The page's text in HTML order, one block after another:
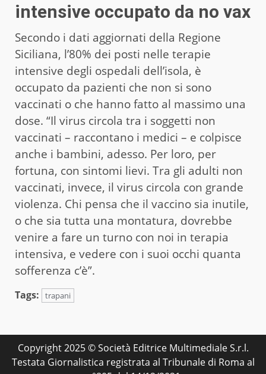
intensive occupato da no vax
Secondo i dati aggiornati della Regione
Siciliana, l’80% dei posti nelle terapie
intensive degli ospedali dell’isola, è
occupato da pazienti che non si sono
vaccinati o che hanno fatto al massimo una
dose. “Il virus circola tra i soggetti non
vaccinati – raccontano i medici – e colpisce
anche i bambini, adesso. Per loro, per
fortuna, con sintomi lievi. Tra gli adulti non
vaccinati, invece, il virus circola con grande
violenza. Chi pensa che il vaccino sia inutile,
o che sia tutta una montatura, dovrebbe
venire a fare un turno con noi in terapia
intensiva, e vedere con i suoi occhi quanta
sofferenza c’è”.
Tags: trapani
Copyright 2025 © Società Editrice Multimediale S.r.l.
Testata Giornalistica registrata al Tribunale di Roma al